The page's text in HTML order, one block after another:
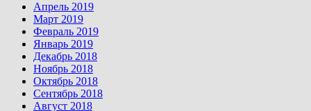
Апрель 2019
Март 2019
Февраль 2019
Январь 2019
Декабрь 2018
Ноябрь 2018
Октябрь 2018
Сентябрь 2018
Август 2018